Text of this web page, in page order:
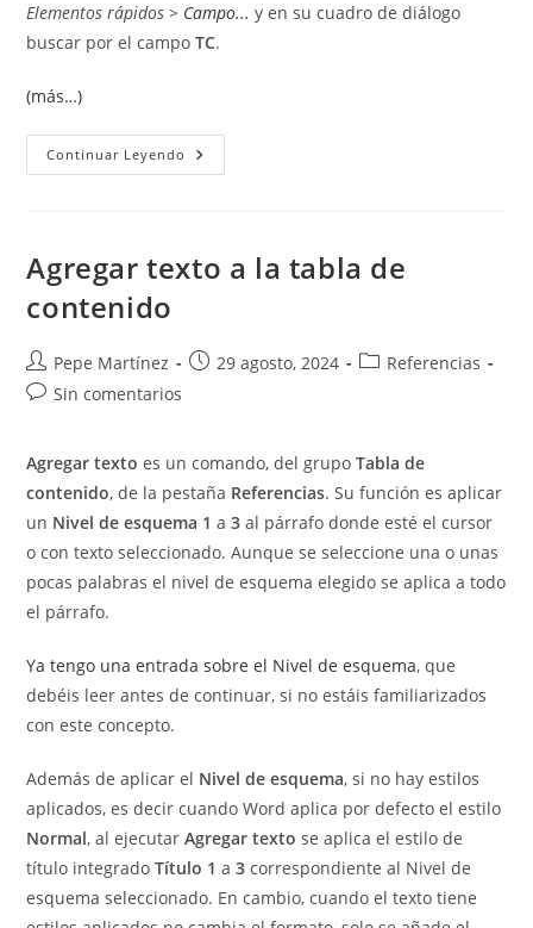
Elementos rápidos > Campo... y en su cuadro de diálogo
buscar por el campoTC.
(más…)
Continuar Leyendo Crear
Tablas
Agregar texto a la tabla de
contenido
Autor
de
Pepe Martínez
Publicación
29 agosto, 2024
Categoría
Referencias
Comentarios
entrada:
Sin comentarios
Agregar texto es un comando, del grupoTabla de
contenido, de la pestaña Referencias. Su función es aplicar
un Nivel de esquema 1 a3 al párrafo donde esté el cursor
o con texto seleccionado. Aunque se seleccione una o unas
pocas palabras el nivel de esquema elegido se aplica a todo
el párrafo.
Ya tengo una entrada sobre el Nivel de esquema, que
debéis leer antes de continuar, si no estáis familiarizados
con este concepto.
Además de aplicar el Nivel de esquema, si no hay estilos
aplicados, es decir cuando Word aplica por defecto el estilo
Normal, al ejecutarAgregar texto se aplica el estilo de
título integradoTítulo 1 a3 correspondiente al Nivel de
esquema seleccionado. En cambio, cuando el texto tiene